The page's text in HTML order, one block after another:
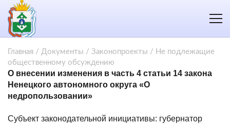
Главная / Документы / Законопроекты / Не подлежащие
общественному обсуждению
О внесении изменения в часть 4 статьи 14 закона
Ненецкого автономного округа «О
недропользовании»
Субъект законодательной инициативы: губернатор